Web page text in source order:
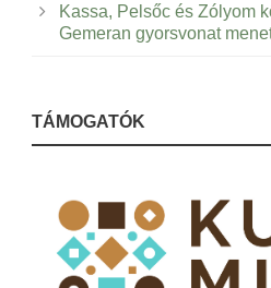
Kassa, Pelsőc és Zólyom
Gemeran gyorsvonat
TÁMOGATÓK